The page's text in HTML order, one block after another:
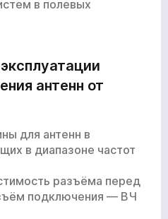
в полевых
антенн от
для антенн в
в диапазоне частот
разъёма перед
подключения — ВЧ